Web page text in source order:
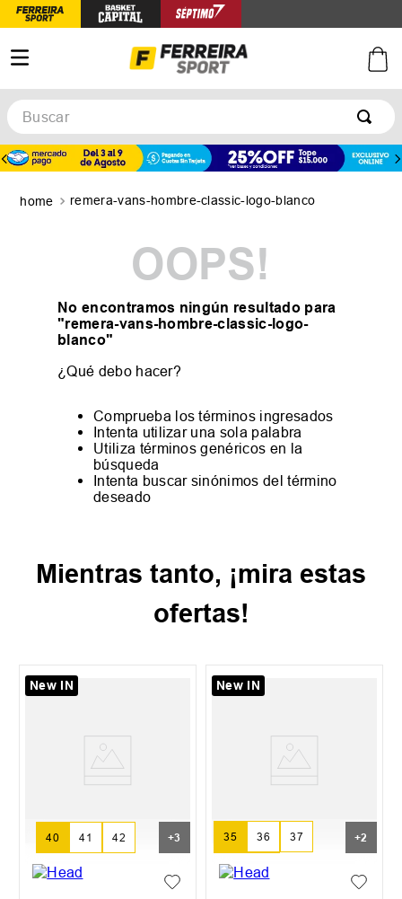
Buscar
remera-vans-hombre-classic-logo-blanco
OOPS!
No encontramos ningún resultado para
"remera-vans-hombre-classic-logo-
blanco"
¿Qué debo hacer?
Comprueba los términos ingresados
Intenta utilizar una sola palabra
Utiliza términos genéricos en la
búsqueda
Intenta buscar sinónimos del término
deseado
Mientras tanto, ¡mira estas
ofertas!
New IN
40 41 42 +3
New IN
35 36 37
38 39
+2
TÉRMINOS MÁS BUSCADOS
zapatillas mujer
zapatillas adidas